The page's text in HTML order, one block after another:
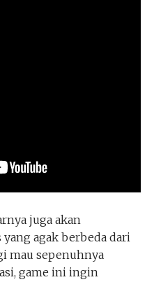
juga akan
agak berbeda dari
mau sepenuhnya
game ini ingin